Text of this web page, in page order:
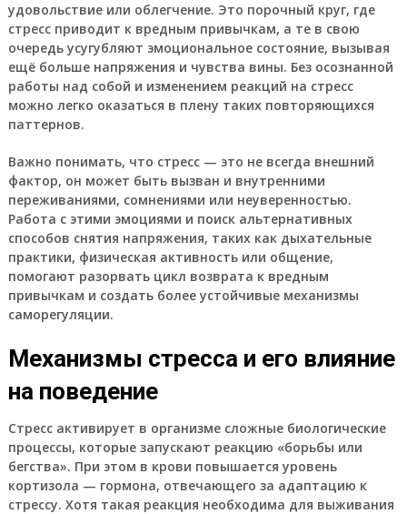
удовольствие или облегчение. Это порочный круг, где
стресс приводит к вредным привычкам, а те в свою
очередь усугубляют эмоциональное состояние, вызывая
ещё больше напряжения и чувства вины. Без осознанной
работы над собой и изменением реакций на стресс
можно легко оказаться в плену таких повторяющихся
паттернов.
Важно понимать, что стресс — это не всегда внешний
фактор, он может быть вызван и внутренними
переживаниями, сомнениями или неуверенностью.
Работа с этими эмоциями и поиск альтернативных
способов снятия напряжения, таких как дыхательные
практики, физическая активность или общение,
помогают разорвать цикл возврата к вредным
привычкам и создать более устойчивые механизмы
саморегуляции.
Механизмы стресса и его влияние
на поведение
Стресс активирует в организме сложные биологические
процессы, которые запускают реакцию «борьбы или
бегства». При этом в крови повышается уровень
кортизола — гормона, отвечающего за адаптацию к
стрессу. Хотя такая реакция необходима для выживания